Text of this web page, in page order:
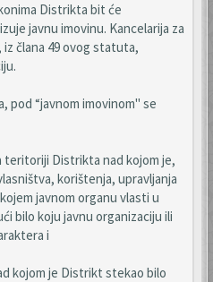
Distrikta bit će
javnu imovinu. Kancelarija za
člana 49 ovog statuta,
pod “javnom imovinom" se
teritoriji Distrikta nad kojom je,
korištenja, upravljanja
javnom organu vlasti u
bilo koju javnu organizaciju ili
i
kojom je Distrikt stekao bilo